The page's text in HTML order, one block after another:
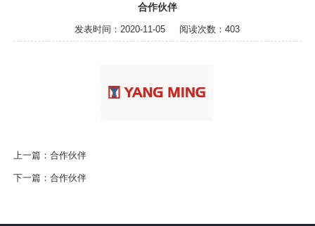
合作伙伴
发表时间： 2020-11-05 阅读次数：403
上一篇： 合作伙伴
下一篇： 合作伙伴